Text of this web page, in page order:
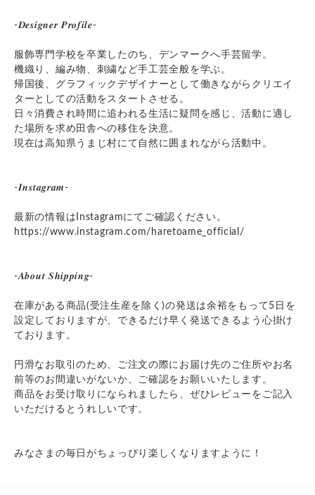
-𝑫𝒆𝒔𝒊𝒈𝒏𝒆𝒓 𝑷𝒓𝒐𝒇𝒊𝒍𝒆-
服飾専門学校を卒業したのち、デンマークへ手芸留学。
機織り、編み物、刺繍など手工芸全般を学ぶ。
帰国後、グラフィックデザイナーとして働きながらクリエイ
ターとしての活動をスタートさせる。
日々消費され時間に追われる生活に疑問を感じ、活動に適し
た場所を求め田舎への移住を決意。
現在は高知県うまじ村にて自然に囲まれながら活動中。
-𝑰𝒏𝒔𝒕𝒂𝒈𝒓𝒂𝒎-
最新の情報はInstagramにてご確認ください。
https://www.instagram.com/haretoame_official/
-𝑨𝒃𝒐𝒖𝒕 𝑺𝒉𝒊𝒑𝒑𝒊𝒏𝒈-
在庫がある商品(受注生産を除く)の発送は余裕をもって5日を
設定しておりますが、できるだけ早く発送できるよう心掛け
ております。
円滑なお取引のため、ご注文の際にお届け先のご住所やお名
前等のお間違いがないか、ご確認をお願いいたします。
商品をお受け取りになられましたら、ぜひレビューをご記入
いただけるとうれしいです。
みなさまの毎日がちょっぴり楽しくなりますように！